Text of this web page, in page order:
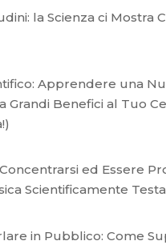
la Scienza ci Mostra
Apprendere una
Grandi Benefici al Tuo
ed Essere
Scientificamente
in Pubblico: Come